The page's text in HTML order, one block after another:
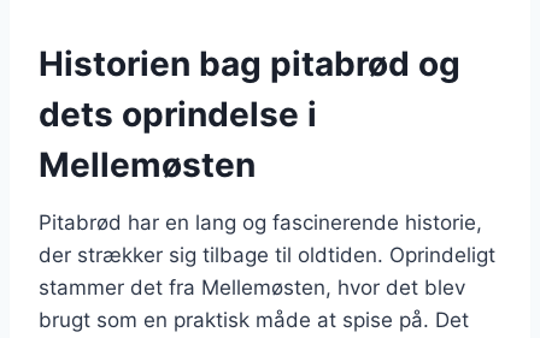
Historien bag pitabrød og
dets oprindelse i
Mellemøsten
Pitabrød har en lang og fascinerende historie,
der strækker sig tilbage til oldtiden. Oprindeligt
stammer det fra Mellemøsten, hvor det blev
brugt som en praktisk måde at spise på. Det